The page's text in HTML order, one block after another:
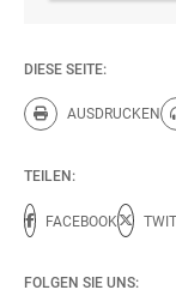
DIESE SEITE:
AUSDRUCKEN
Diese
TEILEN:
FACEBOOK
FOLGEN SIE UNS: